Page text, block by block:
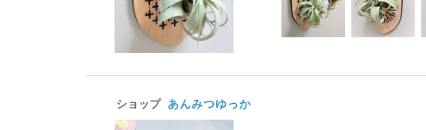
ショップ あんみつゆっか